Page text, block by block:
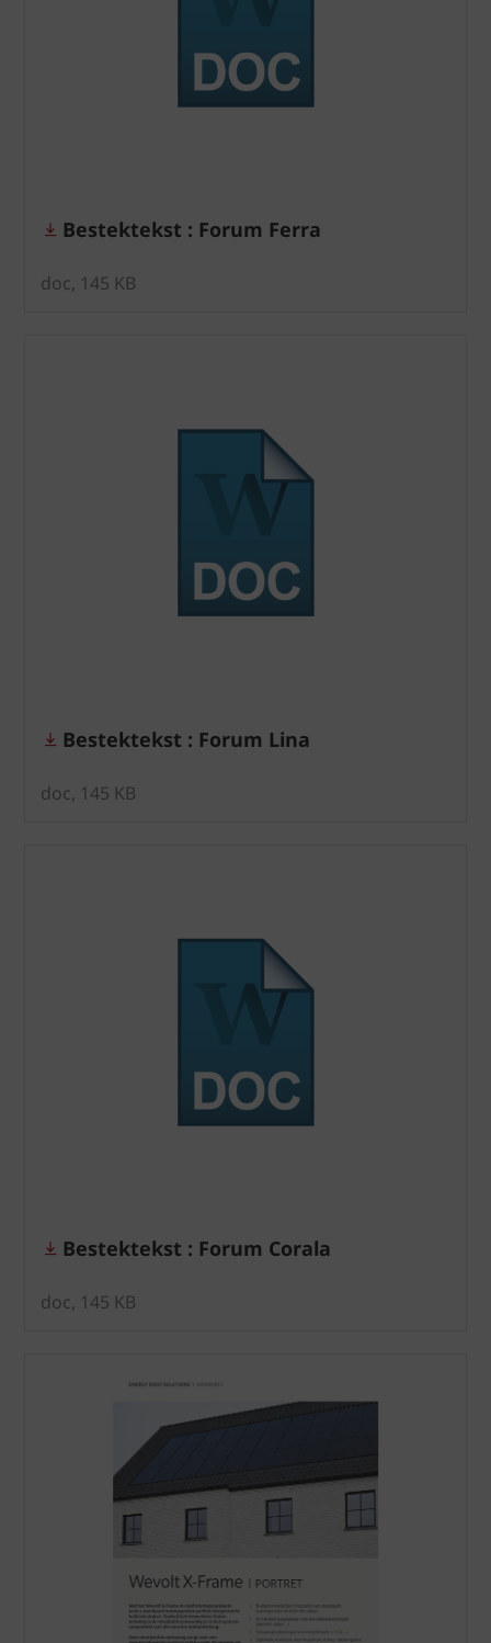
Bestektekst : Forum Ferra
doc, 145 KB
Bestektekst : Forum Lina
doc, 145 KB
Bestektekst : Forum Corala
doc, 145 KB